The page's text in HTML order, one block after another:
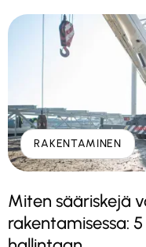
RAKENTAMINEN
Miten sääriskejä
rakentamisessa: